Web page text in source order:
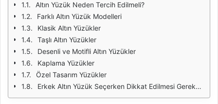
Altın Yüzük Neden Tercih Edilmeli?
Farklı Altın Yüzük Modelleri
Klasik Altın Yüzükler
Taşlı Altın Yüzükler
Desenli ve Motifli Altın Yüzükler
Kaplama Yüzükler
Özel Tasarım Yüzükler
Erkek Altın Yüzük Seçerken Dikkat Edilmesi Gerekenler